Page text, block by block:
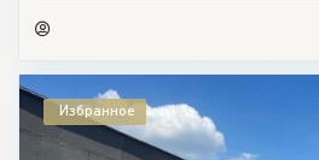
Избранное